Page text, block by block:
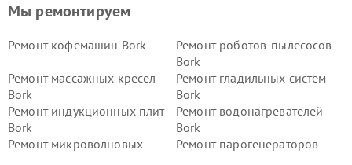
Мы ремонтируем
Ремонт кофемашин Bork
Ремонт роботов-пылесосов
Bork
Ремонт массажных кресел
Bork
Ремонт гладильных систем
Bork
Ремонт индукционных плит
Bork
Ремонт водонагревателей
Bork
Ремонт микроволновых
Ремонт парогенераторов